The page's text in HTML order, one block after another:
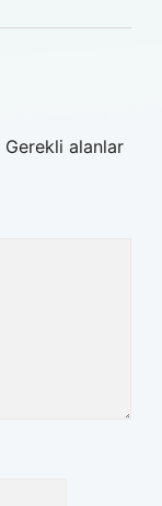
Gerekli alanlar